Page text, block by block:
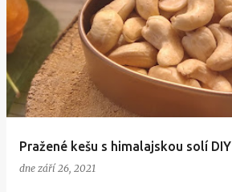
Pražené kešu s himalajskou solí DIY
dne září 26, 2021